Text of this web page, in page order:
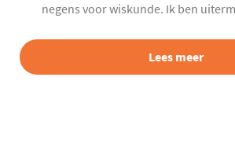
negens voor wiskunde. Ik ben
Lees meer